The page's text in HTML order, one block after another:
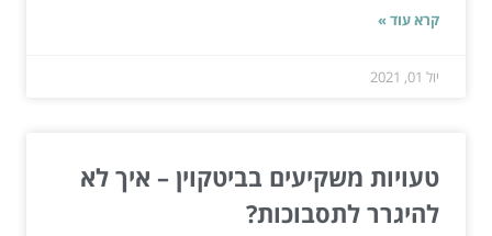
קרא עוד »
יול 01, 2021
טעויות משקיעים בביטקוין – איך לא
להיגרר לתסבוכות?